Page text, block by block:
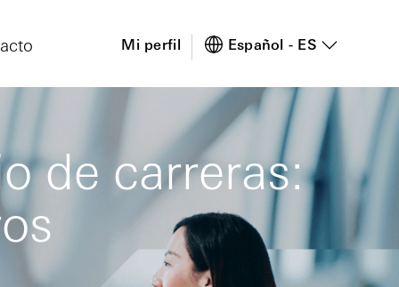
Mi perfil Español - ES
de carreras: